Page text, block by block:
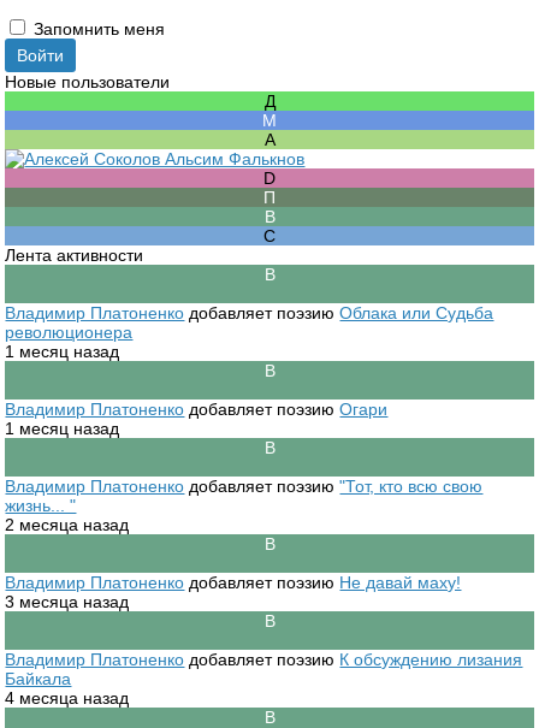
Запомнить меня
Новые пользователи
Лента активности
Владимир Платоненко добавляет поэзиюОблака или Судьба
революционера
1 месяц назад
Владимир Платоненко добавляет поэзиюОгари
1 месяц назад
Владимир Платоненко добавляет поэзию"Тот, кто всю свою
жизнь... "
2 месяца назад
Владимир Платоненко добавляет поэзию Не давай маху!
3 месяца назад
Владимир Платоненко добавляет поэзию К обсуждению лизания
Байкала
4 месяца назад